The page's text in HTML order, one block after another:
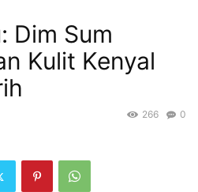
Dim Sum
Kulit Kenyal
0
266